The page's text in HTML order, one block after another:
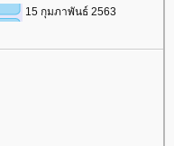
15 กุมภาพันธ์ 2563